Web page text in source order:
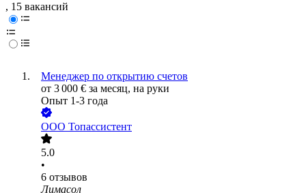
, 15 вакансий
Менеджер по открытию счетов
от 3 000 € за месяц, на руки
Опыт 1-3 года
ООО Топассистент
5.0
•
6 отзывов
Лимасол